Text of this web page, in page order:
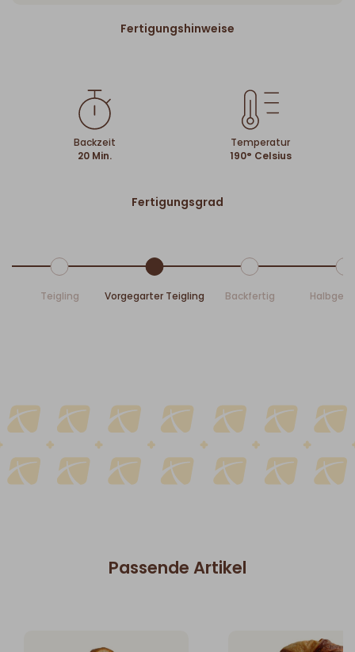
Fertigungshinweise
Backzeit
20 Min.
Temperatur
190° Celsius
Fertigungsgrad
Teigling Vorgegarter Teigling Backfertig
Passende Artikel